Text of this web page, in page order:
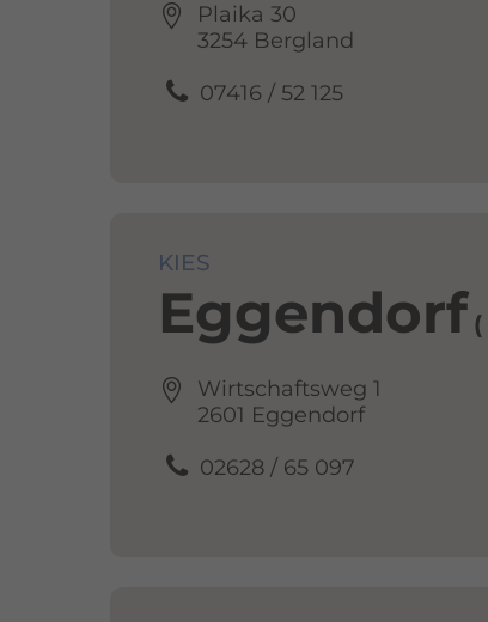
Plaika 30
3254 Bergland
07416 / 52 125
KIES
Eggendorf
Wirtschaftsweg 1
2601 Eggendorf
02628 / 65 097